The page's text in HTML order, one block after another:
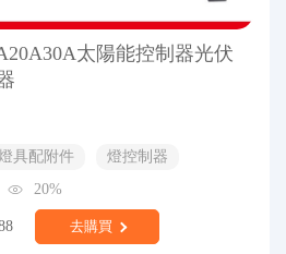
太陽能控制器光伏
具配附件
燈控制器
20%
去購買